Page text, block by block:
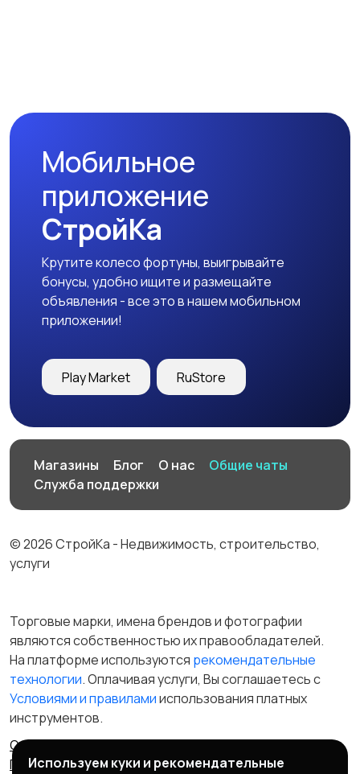
Мобильное
приложение
СтройКа
Крутите колесо фортуны, выигрывайте
бонусы, удобно ищите и размещайте
объявления - все это в нашем мобильном
приложении!
Play Market RuStore
Магазины Блог О нас
Общие чаты
Служба поддержки
© 2026 СтройКа - Недвижимость, строительство,
услуги
Торговые марки, имена брендов и фотографии
являются собственностью их правообладателей.
На платформе используются рекомендательные
технологии. Оплачивая услуги, Вы соглашаетесь c
Условиями и правиламииспользования платных
инструментов.
Отказ от ответственности
Правила сервиса
Политика конфиденциальности
Пользовательское
Используем куки и рекомендательные